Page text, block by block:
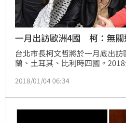
一月出訪歐洲4國 柯：無關
台北市長柯文哲將於一月底出
蘭、土耳其、比利時四國。2018
2018/01/04 06:34